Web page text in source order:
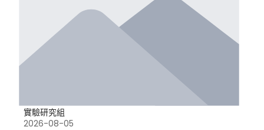
實驗研究組
2026-08-05